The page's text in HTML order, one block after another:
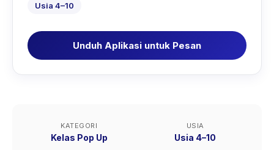
Usia 4–10
Unduh Aplikasi untuk Pesan
KATEGORI
Kelas Pop Up
USIA
Usia 4–10